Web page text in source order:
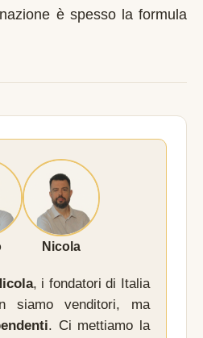
è spesso la formula
Nicola
, i fondatori di Italia
siamo venditori, ma
. Ci mettiamo la